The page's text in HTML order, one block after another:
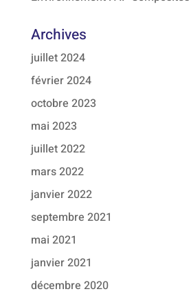
Archives
juillet 2024
février 2024
octobre 2023
mai 2023
juillet 2022
mars 2022
janvier 2022
septembre 2021
mai 2021
janvier 2021
décembre 2020